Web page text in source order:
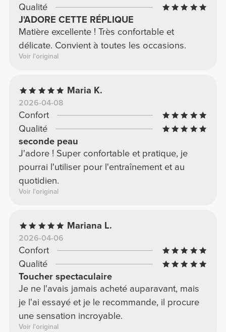
Qualité
J'ADORE CETTE RÉPLIQUE
Matière excellente ! Très confortable et
délicate. Convient à toutes les occasions.
Voir l'original
Maria K.
2026-04-08
Confort
Qualité
seconde peau
J'adore ! Super confortable et pratique, je
pourrai l'utiliser pour l'entraînement et au
quotidien.
Voir l'original
Mariana L.
2026-04-06
Confort
Qualité
Toucher spectaculaire
Je ne l'avais jamais acheté auparavant, mais
je l'ai essayé et je le recommande, il procure
une sensation incroyable.
Voir l'original